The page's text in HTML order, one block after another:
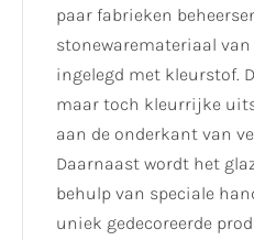
paar fabrieken
stonewaremateriaal van
ingelegd met kleurstof.
maar toch kleurrijke
aan de onderkant van
Daarnaast wordt het
behulp van speciale
uniek gedecoreerde